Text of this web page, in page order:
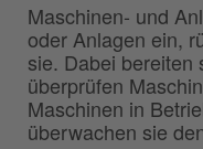
Maschinen- und
oder Anlagen ein,
sie. Dabei bereiten
überprüfen
Maschinen in
überwachen sie